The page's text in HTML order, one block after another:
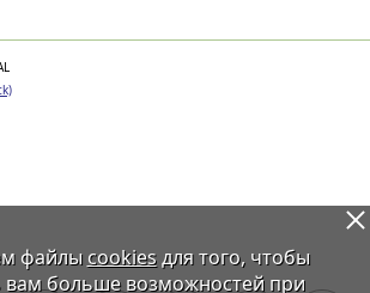
файлы cookiesдля того, чтобы
вам больше возможностей при